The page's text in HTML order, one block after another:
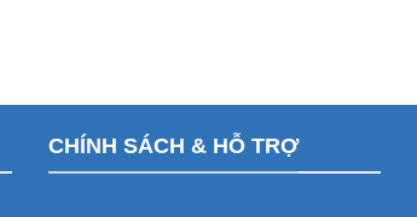
CHÍNH SÁCH & HỖ TRỢ